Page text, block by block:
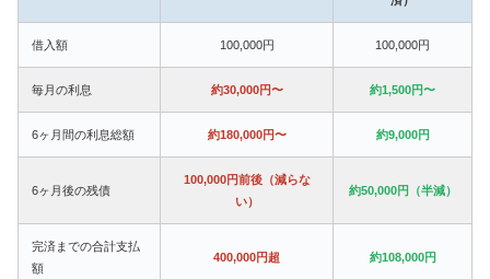
借入額 100,000円 100,000円
毎月の利息 約30,000円〜 約1,500円〜
6ヶ月間の利息総額 約180,000円〜 約9,000円
6ヶ月後の残債
100,000円前後（減らな
い）
約50,000円（半減）
完済までの合計支払
額
400,000円超 約108,000円